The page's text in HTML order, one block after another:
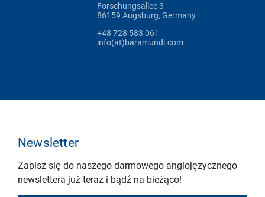
Forschungsallee 3
86159 Augsburg, Germany
+48 728 583 061
info(at)baramundi.com
Newsletter
Zapisz się do naszego darmowego anglojęzycznego
newslettera już teraz i bądź na bieżąco!